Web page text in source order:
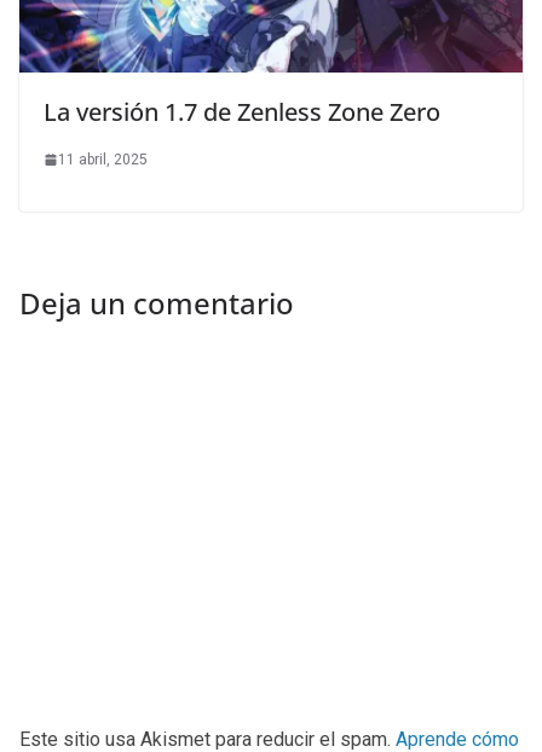
La versión 1.7 de Zenless Zone Zero
11 abril, 2025
Deja un comentario
Este sitio usa Akismet para reducir el spam. Aprende cómo